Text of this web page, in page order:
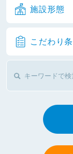
施設形態
こだわり